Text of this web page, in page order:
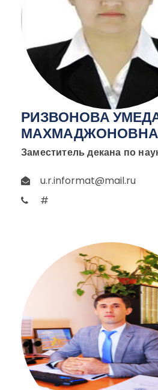
РИЗВОНОВА
МАХМАДЖОНОВНА
Заместитель декана по
u.r.informat@mail.ru
#